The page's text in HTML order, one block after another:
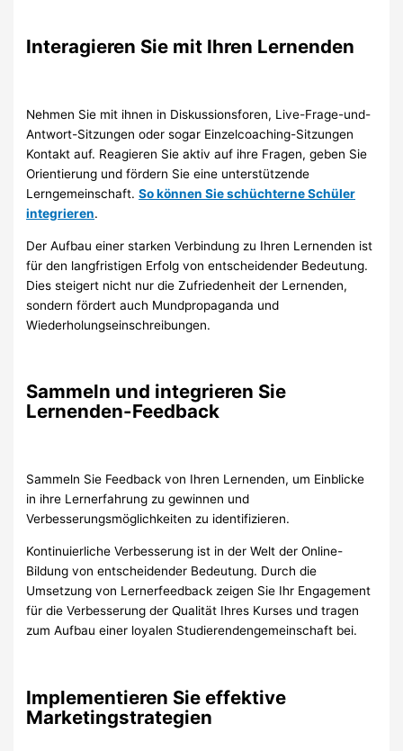
Interagieren Sie mit Ihren Lernenden
Nehmen Sie mit ihnen in Diskussionsforen, Live-Frage-und-
Antwort-Sitzungen oder sogar Einzelcoaching-Sitzungen
Kontakt auf. Reagieren Sie aktiv auf ihre Fragen, geben Sie
Orientierung und fördern Sie eine unterstützende
Lerngemeinschaft.So können Sie schüchterne Schüler
integrieren.
Der Aufbau einer starken Verbindung zu Ihren Lernenden ist
für den langfristigen Erfolg von entscheidender Bedeutung.
Dies steigert nicht nur die Zufriedenheit der Lernenden,
sondern fördert auch Mundpropaganda und
Wiederholungseinschreibungen.
Sammeln und integrieren Sie
Lernenden-Feedback
Sammeln Sie Feedback von Ihren Lernenden, um Einblicke
in ihre Lernerfahrung zu gewinnen und
Verbesserungsmöglichkeiten zu identifizieren.
Kontinuierliche Verbesserung ist in der Welt der Online-
Bildung von entscheidender Bedeutung. Durch die
Umsetzung von Lernerfeedback zeigen Sie Ihr Engagement
für die Verbesserung der Qualität Ihres Kurses und tragen
zum Aufbau einer loyalen Studierendengemeinschaft bei.
Implementieren Sie effektive
Marketingstrategien